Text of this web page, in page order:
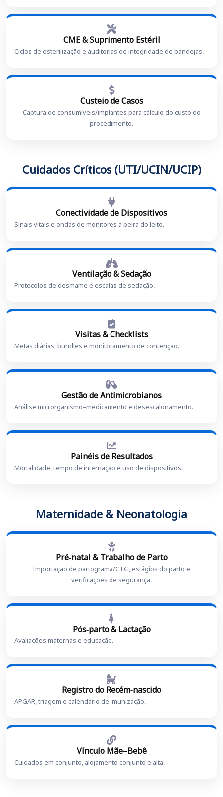
CME & Suprimento Estéril
Ciclos de esterilização e auditorias de integridade de bandejas.
Custeio de Casos
Captura de consumíveis/implantes para cálculo do custo do
procedimento.
Cuidados Críticos (UTI/UCIN/UCIP)
Conectividade de Dispositivos
Sinais vitais e ondas de monitores à beira do leito.
Ventilação & Sedação
Protocolos de desmame e escalas de sedação.
Visitas & Checklists
Metas diárias, bundles e monitoramento de contenção.
Gestão de Antimicrobianos
Análise microrganismo–medicamento e desescalonamento.
Painéis de Resultados
Mortalidade, tempo de internação e uso de dispositivos.
Maternidade & Neonatologia
Pré-natal & Trabalho de Parto
Importação de partograma/CTG, estágios do parto e
verificações de segurança.
Pós-parto & Lactação
Avaliações maternas e educação.
Registro do Recém-nascido
APGAR, triagem e calendário de imunização.
Vínculo Mãe–Bebê
Cuidados em conjunto, alojamento conjunto e alta.